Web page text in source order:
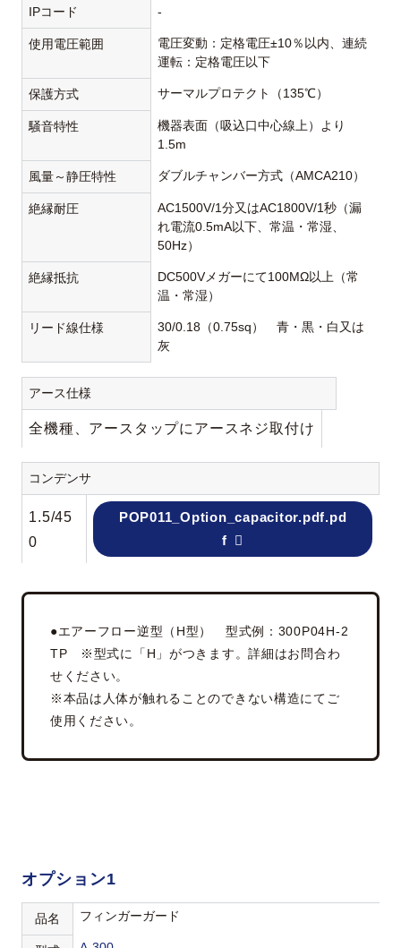
IPコード -
使用電圧範囲
電圧変動：定格電圧±10％以内、連続
運転：定格電圧以下
保護方式 サーマルプロテクト（135℃）
騒音特性
機器表面（吸込口中心線上）より
1.5m
風量～静圧特性 ダブルチャンバー方式（AMCA210）
絶縁耐圧
AC1500V/1分又はAC1800V/1秒（漏
れ電流0.5mA以下、常温・常湿、
50Hz）
絶縁抵抗
DC500Vメガーにて100MΩ以上（常
温・常湿）
リード線仕様
30/0.18（0.75sq） 青・黒・白又は
灰
アース仕様
全機種、アースタップにアースネジ取付け
コンデンサ
1.5/45
0
POP011_Option_capacitor.pdf.pd
f
●エアーフロー逆型（H型） 型式例：300P04H-2
TP ※型式に「H」がつきます。詳細はお問合わ
せください。
※本品は人体が触れることのできない構造にてご
使用ください。
オプション1
品名 フィンガーガード